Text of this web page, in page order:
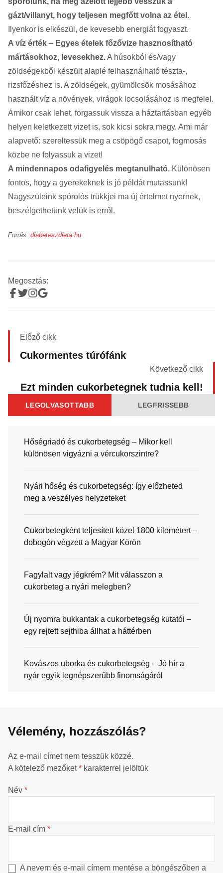
gázt/villanyt, hogy teljesen megfőtt volna az étel .
Ilyenkor is elkészül, de kevesebb energiát fogyaszt.
A víz érték – Egyes ételek főzővize hasznosítható
mártásokhoz, levesekhez.A húsokból és/vagy
zöldségekből készült alaplé felhasználható tészta-,
rizsfőzéshez is. A zöldségek, gyümölcsök mosásához
használt víz a növények, virágok locsolásához is megfelel.
Amikor csak lehet, forgassuk vissza a háztartásban egyéb
helyen keletkezett vizet is, sok kicsi sokra megy. Ami már
alapvető: szereltessük meg a csöpögő csapot, fogmosás
közbe ne folyassuk a vizet!
A mindennapos odafigyelés megtanulható. Különösen
fontos, hogy a gyerekeknek is jó példát mutassunk!
Nagyszüleink spórolós trükkjei ma új értelmet nyernek,
beszélgethetünk velük is erről.
Forrás: diabeteszdieta.hu
Megosztás:
Előző cikk
Cukormentes túrófánk
Következő cikk
Ezt minden cukorbetegnek tudnia kell!
LEGOLVASOTTABB LEGFRISSEBB
Hőségriadó és cukorbetegség – Mikor kell
különösen vigyázni a vércukorszintre?
Nyári hőség és cukorbetegség: így előzheted
meg a veszélyes helyzeteket
Cukorbetegként teljesített közel 1800 kilométert –
dobogón végzett a Magyar Körön
Fagylalt vagy jégkrém? Mit válasszon a
cukorbeteg a nyári melegben?
Új nyomra bukkantak a cukorbetegség kutatói –
egy rejtett sejthiba állhat a háttérben
Kovászos uborka és cukorbetegség – Jó hír a
nyár egyik legnépszerűbb finomságáról
Vélemény, hozzászólás?
Az e-mail címet nem tesszük közzé.
A kötelező mezőket* karakterrel jelöltük
Név *
E-mail cím *
A nevem és e-mail címem mentése a böngészőben a